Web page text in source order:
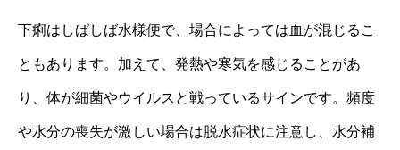
下痢はしばしば水様便で、場合によっては血が混じるこ
ともあります。加えて、発熱や寒気を感じることがあ
り、体が細菌やウイルスと戦っているサインです。頻度
や水分の喪失が激しい場合は脱水症状に注意し、水分補